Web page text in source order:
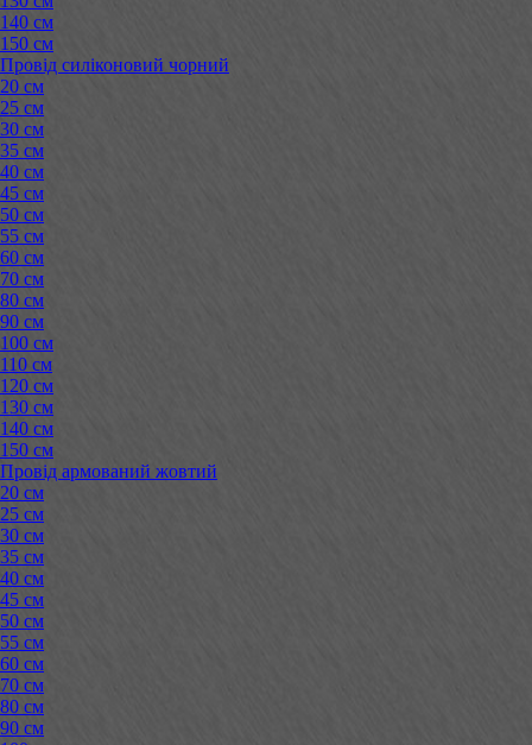
140 см
150 см
Провід силіконовий чорний
20 см
25 см
30 см
35 см
40 см
45 см
50 см
55 см
60 см
70 см
80 см
90 см
100 см
110 см
120 см
130 см
140 см
150 см
Провід армований жовтий
20 см
25 см
30 см
35 см
40 см
45 см
50 см
55 см
60 см
70 см
80 см
90 см